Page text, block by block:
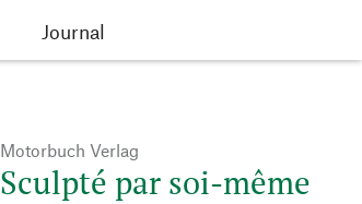
Journal
Motorbuch Verlag
Sculpté par soi-même